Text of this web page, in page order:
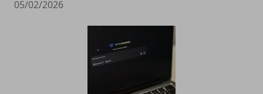
05/02/2026